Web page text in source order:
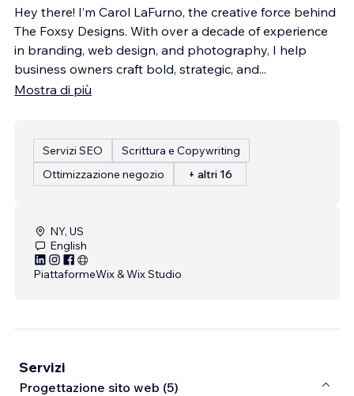
Hey there! I’m Carol LaFurno, the creative force behind
The Foxsy Designs. With over a decade of experience
in branding, web design, and photography, I help
business owners craft bold, strategic, and...
Mostra di più
Servizi SEO
Scrittura e Copywriting
Ottimizzazione negozio
+ altri 16
NY, US
English
PiattaformeWix & Wix Studio
Servizi
Progettazione sito web (5)